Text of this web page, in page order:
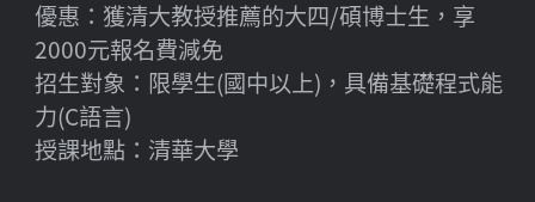
優惠：獲清大教授推薦的大四/碩博士生，享
2000元報名費減免
招生對象：限學生(國中以上)，具備基礎程式能
力(C語言)
授課地點：清華大學